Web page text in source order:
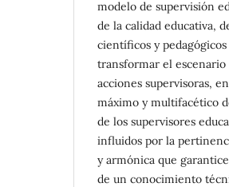
modelo de supervisión
de la calidad educativa,
científicos y
transformar el escenario
acciones supervisoras,
máximo y multifacético
de los supervisores
influidos por la
y armónica que
de un conocimiento